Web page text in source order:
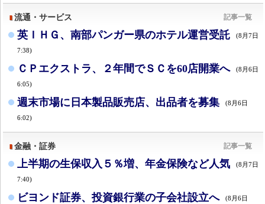
流通・サービス 記事一覧
英ＩＨＧ、南部パンガー県のホテル運営受託 (8月7日
7:38)
ＣＰエクストラ、２年間でＳＣを60店開業へ (8月6日
6:05)
週末市場に日本製品販売店、出品者を募集 (8月6日
6:02)
金融・証券 記事一覧
上半期の生保収入５％増、年金保険など人気 (8月7日
7:40)
ビヨンド証券、投資銀行業の子会社設立へ (8月6日